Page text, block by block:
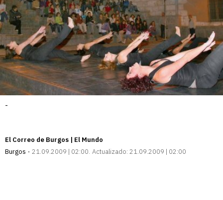
-
El Correo de Burgos | El Mundo
Burgos
21.09.2009 | 02:00 Actualizado: 21.09.2009 | 02:00